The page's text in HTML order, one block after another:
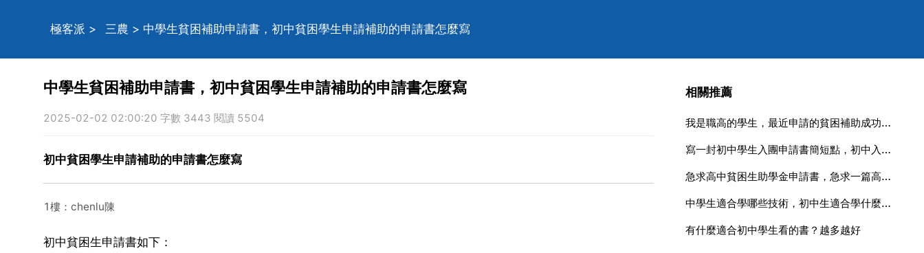
極客派 > 三農 > 中學生貧困補助申請書，初中貧困學生申請補助的申請書怎麼寫
中學生貧困補助申請書，初中貧困學生申請補助的申請書怎麼寫
2025-02-02 02:00:20 字數 3443 閱讀 5504
初中貧困學生申請補助的申請書怎麼寫
1樓：chenlu陳
初中貧困生申請書如下：
相關推薦
我是職高的學生，最近申請的貧困補助成功了，老師要我們寫一封貧困助學金感謝信，300 左右
寫一封初中學生入團申請書簡短點，初中入團申請書簡單一點100字左右吧
急求高中貧困生助學金申請書，急求一篇高中貧困生助學金申請書
中學生適合學哪些技術，初中生適合學什麼技術？
有什麼適合初中學生看的書？越多越好